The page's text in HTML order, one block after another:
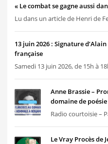
« Le combat se gagne aussi
Lu dans un article de Henri de
13 juin 2026 : Signature
française
Samedi 13 juin 2026, de 15h à
Anne Brassie –
domaine de
Radio courtoisie –
Le Vray Procès de